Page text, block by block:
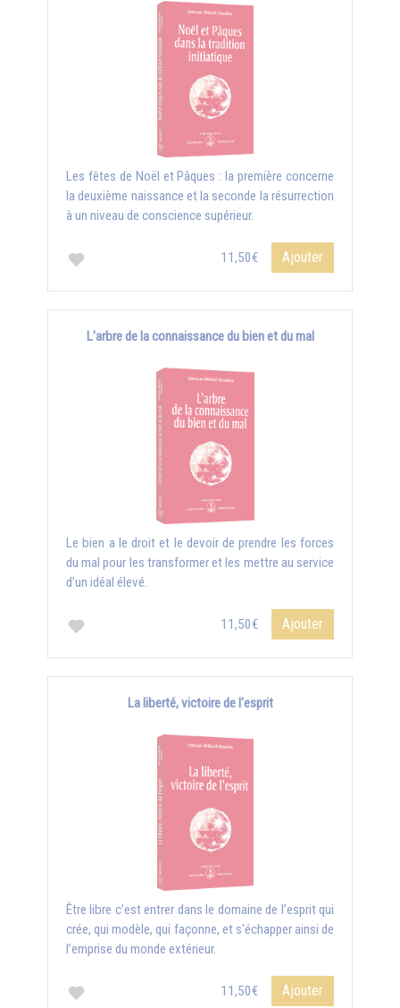
Les fêtes de Noël et Pâques : la première concerne
la deuxième naissance et la seconde la résurrection
à un niveau de conscience supérieur.
11,50€ Ajouter
L'arbre de la connaissance du bien et du mal
Le bien a le droit et le devoir de prendre les forces
du mal pour les transformer et les mettre au service
d’un idéal élevé.
11,50€ Ajouter
La liberté, victoire de l'esprit
Être libre c’est entrer dans le domaine de l’esprit qui
crée, qui modèle, qui façonne, et s'échapper ainsi de
l’emprise du monde extérieur.
11,50€ Ajouter